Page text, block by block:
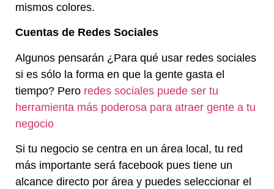
mismos colores.
Cuentas de Redes Sociales
Algunos pensarán ¿Para qué usar redes sociales
si es sólo la forma en que la gente gasta el
tiempo? Pero redes sociales puede ser tu
herramienta más poderosa para atraer gente a tu
negocio
Si tu negocio se centra en un área local, tu red
más importante será facebook pues tiene un
alcance directo por área y puedes seleccionar el